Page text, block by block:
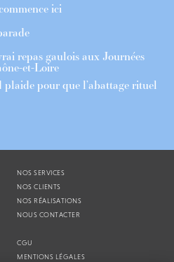
ici
repas gaulois aux Journées
et-Loire
pour que l’abattage rituel
NOS SERVICES
NOS CLIENTS
NOS RÉALISATIONS
NOUS CONTACTER
CGU
MENTIONS LÉGALES